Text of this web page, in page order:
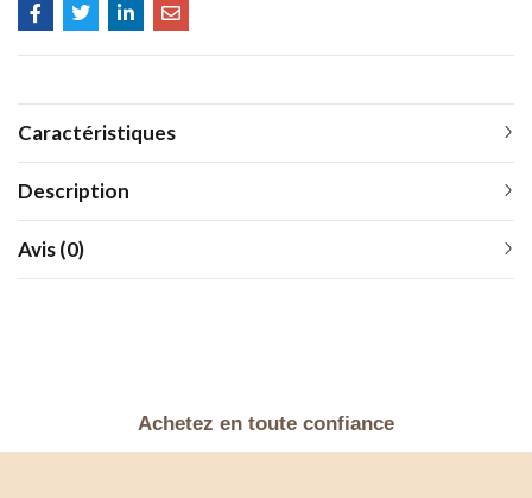
Caractéristiques
Description
Avis (0)
Achetez en toute confiance